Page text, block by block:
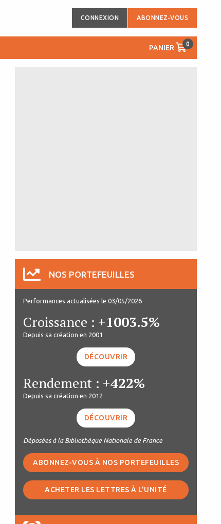
CONNEXION ABONNEZ-VOUS
PANIER 0
NOS PORTEFEUILLES
Performances actualisées le 03/05/2026
Croissance : +1003.5%
Depuis sa création en 2001
DÉCOUVRIR
Rendement : +422%
Depuis sa création en 2012
DÉCOUVRIR
Déposées à la Bibliothèque Nationale de France
ABONNEZ-VOUS À NOS PORTEFEUILLES
ACHETER LES LETTRES À L'UNITÉ